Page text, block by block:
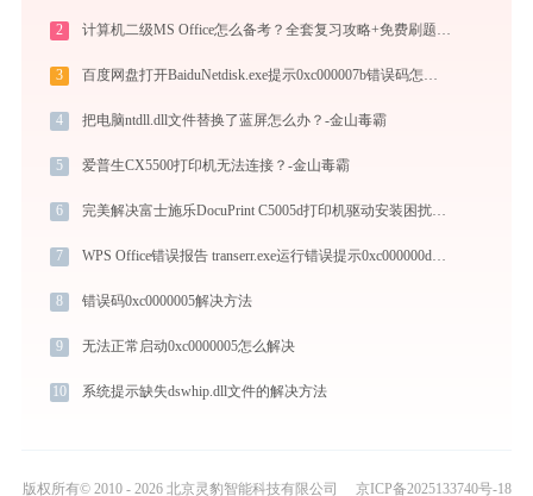
2 计算机二级MS Office怎么备考？全套复习攻略+免费刷题工具推荐
3 百度网盘打开BaiduNetdisk.exe提示0xc000007b错误码怎么办
4 把电脑ntdll.dll文件替换了蓝屏怎么办？-金山毒霸
5 爱普生CX5500打印机无法连接？-金山毒霸
6 完美解决富士施乐DocuPrint C5005d打印机驱动安装困扰，全面下载安装教程
7 WPS Office错误报告 transerr.exe运行错误提示0xc000000d的解决办法
8 错误码0xc0000005解决方法
9 无法正常启动0xc0000005怎么解决
10 系统提示缺失dswhip.dll文件的解决方法
版权所有© 2010 - 2026 北京灵豹智能科技有限公司 京ICP备2025133740号-18